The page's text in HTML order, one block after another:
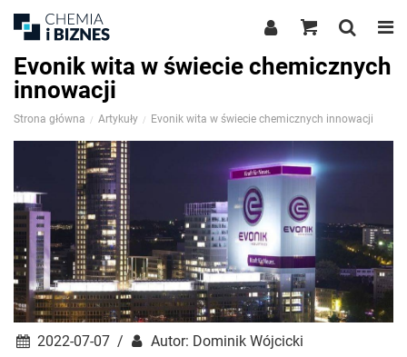
Evonik wita w świecie chemicznych
innowacji
Strona główna Artykuły Evonik wita w świecie chemicznych innowacji
2022-07-07 / Autor: Dominik Wójcicki